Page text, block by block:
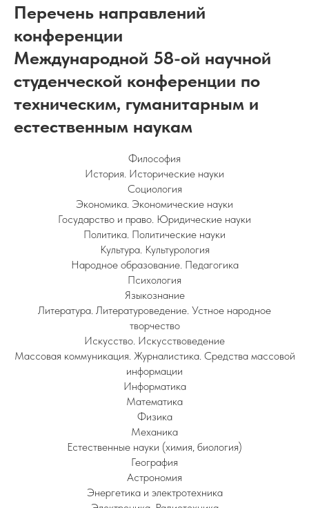
Перечень направлений
конференции
Международной 58-ой научной
студенческой конференции по
техническим, гуманитарным и
естественным наукам
Философия
История. Исторические науки
Социология
Экономика. Экономические науки
Государство и право. Юридические науки
Политика. Политические науки
Культура. Культурология
Народное образование. Педагогика
Психология
Языкознание
Литература. Литературоведение. Устное народное
творчество
Искусство. Искусствоведение
Массовая коммуникация. Журналистика. Средства массовой
информации
Информатика
Математика
Физика
Механика
Естественные науки (химия, биология)
География
Астрономия
Энергетика и электротехника